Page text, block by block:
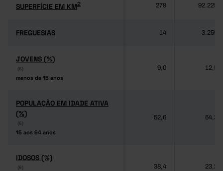
SUPERFÍCIE EM KM2
SUPERFÍCIE EM KM2 279 92.225
FREGUESIAS
FREGUESIAS 14 3.259
JOVENS (%)
(6)
menos de 15 anos
JOVENS (%)
(6)
menos de 15 anos
9,0 12,5
POPULAÇÃO EM IDADE ATIVA
(%)
(6)
15 aos 64 anos
POPULAÇÃO EM IDADE ATIVA
(%)
(6)
15 aos 64 anos
52,6 64,3
IDOSOS (%)
(6)
IDOSOS (%)
(6) 38,4 23,2